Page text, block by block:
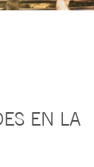
EN LA